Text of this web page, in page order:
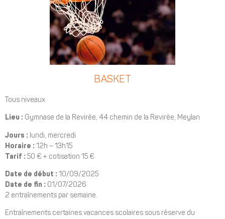
BASKET
Tous niveaux
Lieu : Gymnase de la Revirée, 44 chemin de la Revirée, Meylan
Jours : lundi, mercredi
Horaire : 12h – 13h15
Tarif : 50 € + cotisation 15 €
Date de début : 10/09/2025
Date de fin : 01/07/2026
2 entraînements par semaine.
Entraînements certaines vacances scolaires sous réserve du